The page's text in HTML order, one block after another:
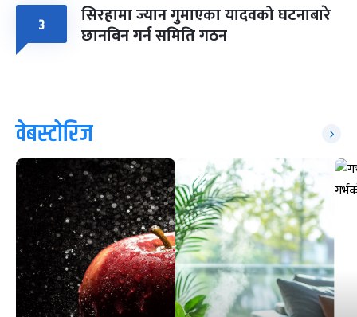
३ सिरहामा ज्यान गुमाएका यादवको घटनाबारे
छानबिन गर्न समिति गठन
वेबस्टोरिज